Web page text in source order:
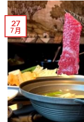
27
7 月